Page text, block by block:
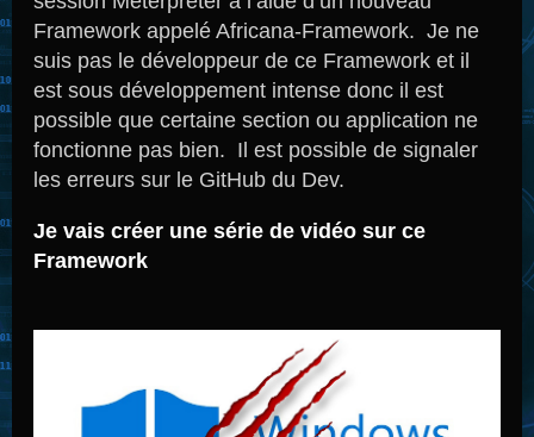
Framework appelé Africana-Framework. Je ne
suis pas le développeur de ce Framework et il
est sous développement intense donc il est
possible que certaine section ou application ne
fonctionne pas bien. Il est possible de signaler
les erreurs sur le GitHub du Dev.
Je vais créer une série de vidéo sur ce
Framework